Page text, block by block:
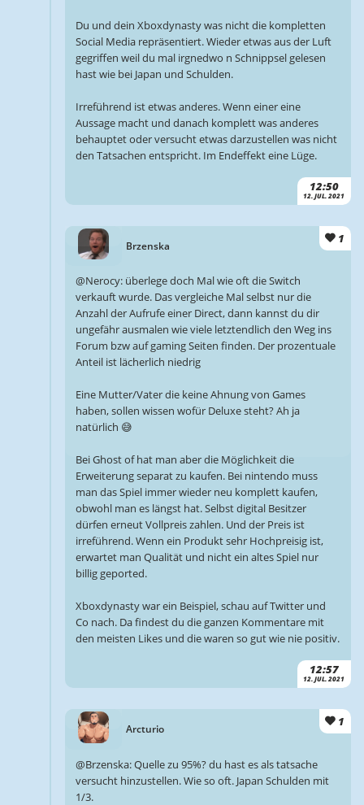
12:50
12. JUL. 2021
Du und dein Xboxdynasty was nicht die kompletten
Social Media repräsentiert. Wieder etwas aus der Luft
gegriffen weil du mal irgnedwo n Schnippsel gelesen
hast wie bei Japan und Schulden.
Irreführend ist etwas anderes. Wenn einer eine
Aussage macht und danach komplett was anderes
behauptet oder versucht etwas darzustellen was nicht
den Tatsachen entspricht. Im Endeffekt eine Lüge.
Brzenska
1
12:57
12. JUL. 2021
@Nerocy: überlege doch Mal wie oft die Switch
verkauft wurde. Das vergleiche Mal selbst nur die
Anzahl der Aufrufe einer Direct, dann kannst du dir
ungefähr ausmalen wie viele letztendlich den Weg ins
Forum bzw auf gaming Seiten finden. Der prozentuale
Anteil ist lächerlich niedrig
Eine Mutter/Vater die keine Ahnung von Games
haben, sollen wissen wofür Deluxe steht? Ah ja
natürlich 😅
Bei Ghost of hat man aber die Möglichkeit die
Erweiterung separat zu kaufen. Bei nintendo muss
man das Spiel immer wieder neu komplett kaufen,
obwohl man es längst hat. Selbst digital Besitzer
dürfen erneut Vollpreis zahlen. Und der Preis ist
irreführend. Wenn ein Produkt sehr Hochpreisig ist,
erwartet man Qualität und nicht ein altes Spiel nur
billig geported.
Xboxdynasty war ein Beispiel, schau auf Twitter und
Co nach. Da findest du die ganzen Kommentare mit
den meisten Likes und die waren so gut wie nie positiv.
Arcturio
1
@Brzenska: Quelle zu 95%? du hast es als tatsache
versucht hinzustellen. Wie so oft. Japan Schulden mit
1/3.